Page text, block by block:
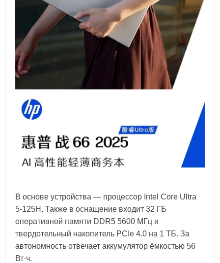
В основе устройства — процессор Intel Core Ultra
5-125H. Также в оснащение входит 32 ГБ
оперативной памяти DDR5 5600 МГц и
твердотельный накопитель PCIe 4.0 на 1 ТБ. За
автономность отвечает аккумулятор ёмкостью 56
Вт·ч.